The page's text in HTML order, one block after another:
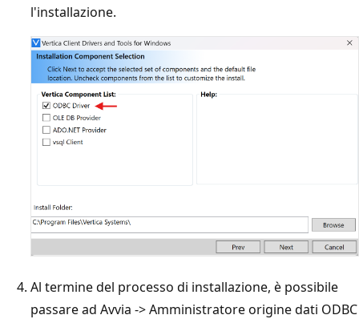
l'installazione.
Al termine del processo di installazione, è possibile
passare ad Avvia -> Amministratore origine dati ODBC